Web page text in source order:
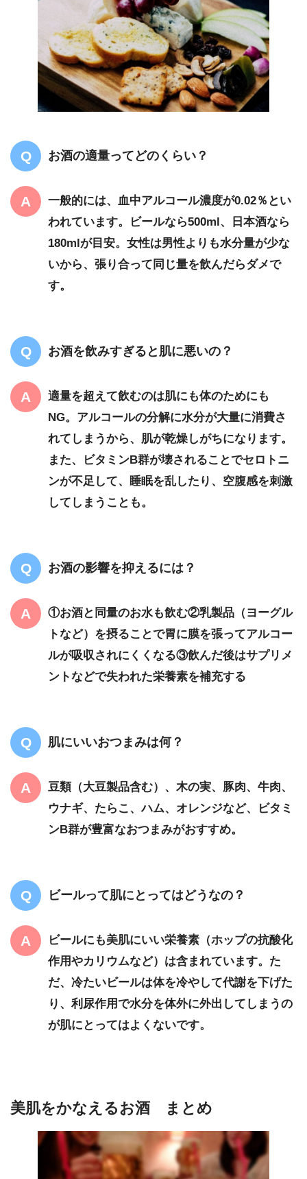
お酒の適量ってどのくらい？
一般的には、血中アルコール濃度が0.02％とい
われています。ビールなら500ml、日本酒なら
180mlが目安。女性は男性よりも水分量が少な
いから、張り合って同じ量を飲んだらダメで
す。
お酒を飲みすぎると肌に悪いの？
適量を超えて飲むのは肌にも体のためにも
NG。アルコールの分解に水分が大量に消費さ
れてしまうから、肌が乾燥しがちになります。
また、ビタミンB群が壊されることでセロトニ
ンが不足して、睡眠を乱したり、空腹感を刺激
してしまうことも。
お酒の影響を抑えるには？
①お酒と同量のお水も飲む②乳製品（ヨーグル
トなど）を摂ることで胃に膜を張ってアルコー
ルが吸収されにくくなる③飲んだ後はサプリメ
ントなどで失われた栄養素を補充する
肌にいいおつまみは何？
豆類（大豆製品含む）、木の実、豚肉、牛肉、
ウナギ、たらこ、ハム、オレンジなど、ビタミ
ンB群が豊富なおつまみがおすすめ。
ビールって肌にとってはどうなの？
ビールにも美肌にいい栄養素（ホップの抗酸化
作用やカリウムなど）は含まれています。た
だ、冷たいビールは体を冷やして代謝を下げた
り、利尿作用で水分を体外に外出してしまうの
が肌にとってはよくないです。
美肌をかなえるお酒 まとめ